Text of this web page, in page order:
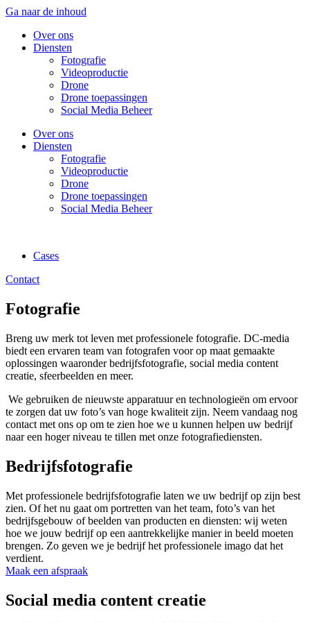
Ga naar de inhoud
Over ons
Diensten
Fotografie
Videoproductie
Drone
Drone toepassingen
Social Media Beheer
Over ons
Diensten
Fotografie
Videoproductie
Drone
Drone toepassingen
Social Media Beheer
Cases
Contact
Fotografie
Breng uw merk tot leven met professionele fotografie. DC-media
biedt een ervaren team van fotografen voor op maat gemaakte
oplossingen waaronder bedrijfsfotografie, social media content
creatie, sfeerbeelden en meer.
We gebruiken de nieuwste apparatuur en technologieën om ervoor
te zorgen dat uw foto’s van hoge kwaliteit zijn. Neem vandaag nog
contact met ons op om te zien hoe we u kunnen helpen uw bedrijf
naar een hoger niveau te tillen met onze fotografiediensten.
Bedrijfsfotografie
Met professionele bedrijfsfotografie laten we uw bedrijf op zijn best
zien. Of het nu gaat om portretten van het team, foto’s van het
bedrijfsgebouw of beelden van producten en diensten: wij weten
hoe we jouw bedrijf op een aantrekkelijke manier in beeld moeten
brengen. Zo geven we je bedrijf het professionele imago dat het
verdient.
Maak een afspraak
Social media content creatie